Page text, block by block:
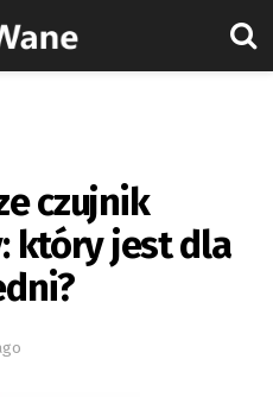
czujnik
który jest dla